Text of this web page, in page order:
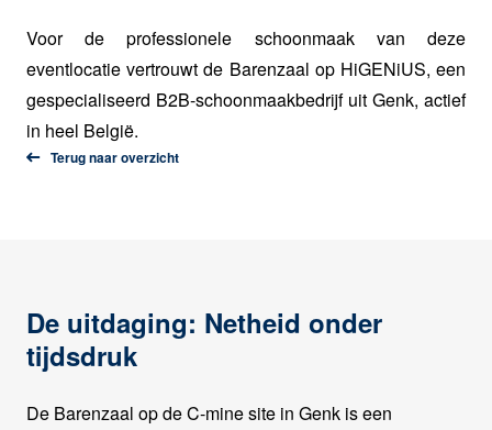
Voor de professionele schoonmaak van deze
eventlocatie vertrouwt de Barenzaal op HiGENiUS, een
gespecialiseerd B2B-schoonmaakbedrijf uit Genk, actief
in heel België.
Terug naar overzicht
De uitdaging: Netheid onder
tijdsdruk
De Barenzaal op de C-mine site in Genk is een